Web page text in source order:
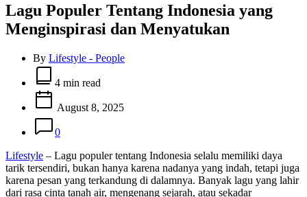
Lagu Populer Tentang Indonesia yang
Menginspirasi dan Menyatukan
By Lifestyle - People
Estimated
read
time
4 min read
August 8, 2025
0
Lifestyle – Lagu populer tentang Indonesia selalu memiliki daya
tarik tersendiri, bukan hanya karena nadanya yang indah, tetapi juga
karena pesan yang terkandung di dalamnya. Banyak lagu yang lahir
dari rasa cinta tanah air, mengenang sejarah, atau sekadar